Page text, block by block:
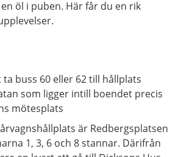
öl i puben. Här får du en rik
ta buss 60 eller 62 till hållplats
som ligger intill boendet precis
mötesplats
är Redbergsplatsen
1, 3, 6 och 8 stannar. Därifrån